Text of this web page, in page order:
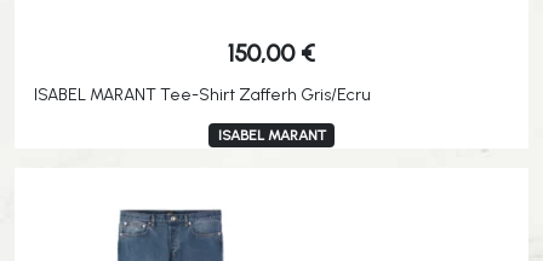
150,00 €
ISABEL MARANT Tee-Shirt Zafferh Gris/Ecru
ISABEL MARANT